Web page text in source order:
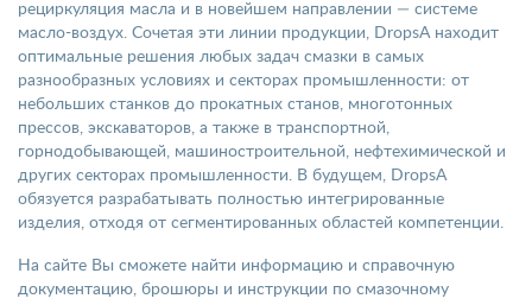
рециркуляция масла и в новейшем направлении — системе
масло-воздух. Сочетая эти линии продукции, DropsA находит
оптимальные решения любых задач смазки в самых
разнообразных условиях и секторах промышленности: от
небольших станков до прокатных станов, многотонных
прессов, экскаваторов, а также в транспортной,
горнодобывающей, машиностроительной, нефтехимической и
других секторах промышленности. В будущем, DropsA
обязуется разрабатывать полностью интегрированные
изделия, отходя от сегментированных областей компетенции.
На сайте Вы сможете найти информацию и справочную
документацию, брошюры и инструкции по смазочному